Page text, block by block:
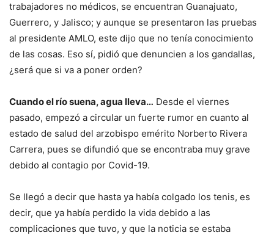
trabajadores no médicos, se encuentran Guanajuato,
Guerrero, y Jalisco; y aunque se presentaron las pruebas
al presidente AMLO, este dijo que no tenía conocimiento
de las cosas. Eso sí, pidió que denuncien a los gandallas,
¿será que si va a poner orden?
Cuando el río suena, agua lleva… Desde el viernes
pasado, empezó a circular un fuerte rumor en cuanto al
estado de salud del arzobispo emérito Norberto Rivera
Carrera, pues se difundió que se encontraba muy grave
debido al contagio por Covid-19.
Se llegó a decir que hasta ya había colgado los tenis, es
decir, que ya había perdido la vida debido a las
complicaciones que tuvo, y que la noticia se estaba